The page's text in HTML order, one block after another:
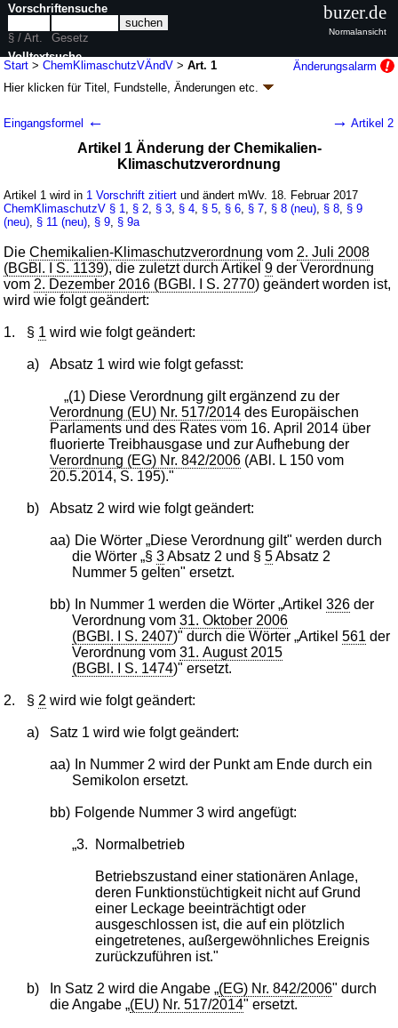
Start >ChemKlimaschutzVÄndV >Art. 1
Änderungsalarm
Hier klicken fürTitel, Fundstelle, Änderungen etc.
Chemikalien-Klimaschutzverordnung
(ChemKlimaschutzVÄndVk.a.Abk.)
1 Änderung | Drucksachen / Entwurf / Begründung
|
wird in 1 Vorschrift zitiert
Eingangsformel ← → Artikel 2
Artikel 1 Änderung der Chemikalien-
Klimaschutzverordnung
Artikel 1 wird in 1 Vorschrift zitiert und ändert mWv. 18. Februar 2017
ChemKlimaschutzV § 1 § 2 § 3 § 4 § 5 § 6 § 7 § 8 (neu) § 8 § 9
(neu) § 11 (neu) § 9 § 9a
DieChemikalien-Klimaschutzverordnung vom 2. Juli 2008
(BGBl. I S. 1139), die zuletzt durch Artikel9 der Verordnung
vom 2. Dezember 2016 (BGBl. I S. 2770) geändert worden ist,
wird wie folgt geändert:
1. § 1 wird wie folgt geändert:
a) Absatz 1 wird wie folgt gefasst:
„(1) Diese Verordnung gilt ergänzend zu der
Verordnung (EU) Nr. 517/2014des Europäischen
Parlaments und des Rates vom 16. April 2014 über
fluorierte Treibhausgase und zur Aufhebung der
Verordnung (EG) Nr. 842/2006(ABl. L 150 vom
20.5.2014, S. 195)."
b) Absatz 2 wird wie folgt geändert:
aa) Die Wörter „Diese Verordnung gilt" werden durch
die Wörter „§3Absatz 2 und §5Absatz 2
Nummer 5 gelten" ersetzt.
bb) In Nummer 1 werden die Wörter „Artikel 326der
Verordnung vom31. Oktober 2006
(BGBl. I S. 2407)" durch die Wörter „Artikel561 der
Verordnung vom31. August 2015
(BGBl. I S. 1474)" ersetzt.
2. § 2 wird wie folgt geändert:
a) Satz 1 wird wie folgt geändert:
aa)
In Nummer 2 wird der Punkt am Ende durch ein
Semikolon ersetzt.
bb) Folgende Nummer 3 wird angefügt:
„3. Normalbetrieb
Betriebszustand einer stationären Anlage,
deren Funktionstüchtigkeit nicht auf Grund
einer Leckage beeinträchtigt oder
ausgeschlossen ist, die auf ein plötzlich
eingetretenes, außergewöhnliches Ereignis
zurückzuführen ist."
b) In Satz 2 wird die Angabe „(EG) Nr. 842/2006" durch
die Angabe „(EU) Nr. 517/2014" ersetzt.
Vorschriftensuche
§ / Art.
Gesetz
Volltextsuche
nur in ChemKlimaschutzVÄndV
buzer.de
Normalansicht